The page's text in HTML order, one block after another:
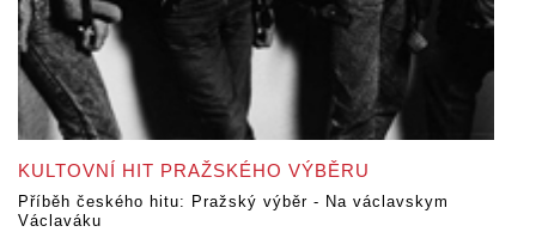
KULTOVNÍ HIT PRAŽSKÉHO VÝBĚRU
Příběh českého hitu: Pražský výběr - Na václavskym
Václaváku